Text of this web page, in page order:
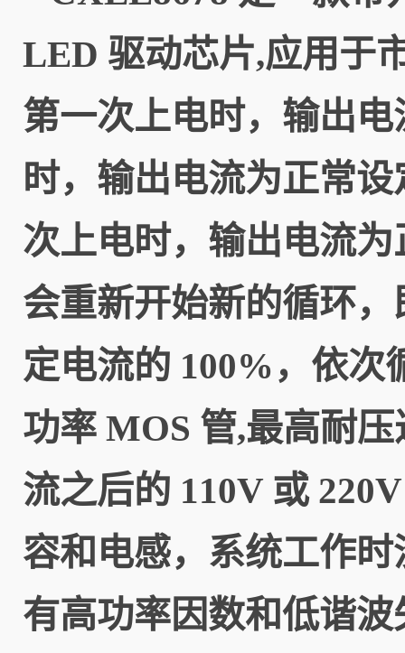
LED 驱动芯片,应用于
第一次上电时，输出
时，输出电流为正常
次上电时，输出电流
会重新开始新的循环
定电流的 100%，依次
功率 MOS 管,最高耐
流之后的 110V 或
容和电感，系统工作
有高功率因数和低谐